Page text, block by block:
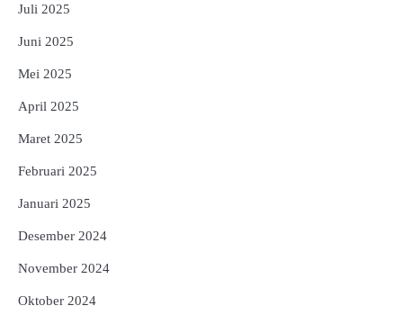
Juli 2025
Juni 2025
Mei 2025
April 2025
Maret 2025
Februari 2025
Januari 2025
Desember 2024
November 2024
Oktober 2024